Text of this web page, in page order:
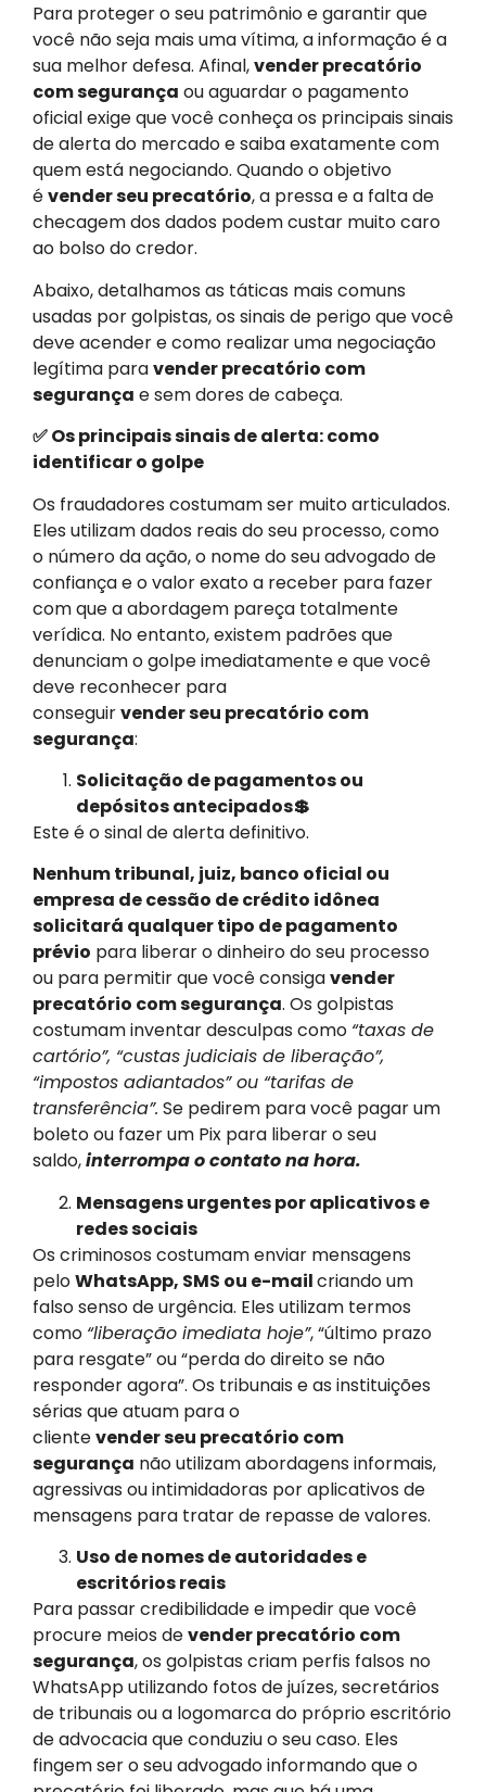
Para proteger o seu patrimônio e garantir que
você não seja mais uma vítima, a informação é a
sua melhor defesa. Afinal,vender precatório
com segurança ou aguardar o pagamento
oficial exige que você conheça os principais sinais
de alerta do mercado e saiba exatamente com
quem está negociando. Quando o objetivo
évender seu precatório, a pressa e a falta de
checagem dos dados podem custar muito caro
ao bolso do credor.
Abaixo, detalhamos as táticas mais comuns
usadas por golpistas, os sinais de perigo que você
deve acender e como realizar uma negociação
legítima paravender precatório com
segurança e sem dores de cabeça.
✅ Os principais sinais de alerta: como
identificar o golpe
Os fraudadores costumam ser muito articulados.
Eles utilizam dados reais do seu processo, como
o número da ação, o nome do seu advogado de
confiança e o valor exato a receber para fazer
com que a abordagem pareça totalmente
verídica. No entanto, existem padrões que
denunciam o golpe imediatamente e que você
deve reconhecer para
conseguirvender seu precatório com
segurança:
Solicitação de pagamentos ou
depósitos antecipados💲
Este é o sinal de alerta definitivo.
Nenhum tribunal, juiz, banco oficial ou
empresa de cessão de crédito idônea
solicitará qualquer tipo de pagamento
prévio para liberar o dinheiro do seu processo
ou para permitir que você consigavender
precatório com segurança. Os golpistas
costumam inventar desculpas como “taxas de
cartório”, “custas judiciais de liberação”,
“impostos adiantados” ou “tarifas de
transferência”. Se pedirem para você pagar um
boleto ou fazer um Pix para liberar o seu
saldo,interrompa o contato na hora.
Mensagens urgentes por aplicativos e
redes sociais
Os criminosos costumam enviar mensagens
peloWhatsApp, SMS ou e-mailcriando um
falso senso de urgência. Eles utilizam termos
como “liberação imediata hoje”, “último prazo
para resgate” ou “perda do direito se não
responder agora”. Os tribunais e as instituições
sérias que atuam para o
clientevender seu precatório com
segurança não utilizam abordagens informais,
agressivas ou intimidadoras por aplicativos de
mensagens para tratar de repasse de valores.
Uso de nomes de autoridades e
escritórios reais
Para passar credibilidade e impedir que você
procure meios devender precatório com
segurança, os golpistas criam perfis falsos no
WhatsApp utilizando fotos de juízes, secretários
de tribunais ou a logomarca do próprio escritório
de advocacia que conduziu o seu caso. Eles
fingem ser o seu advogado informando que o